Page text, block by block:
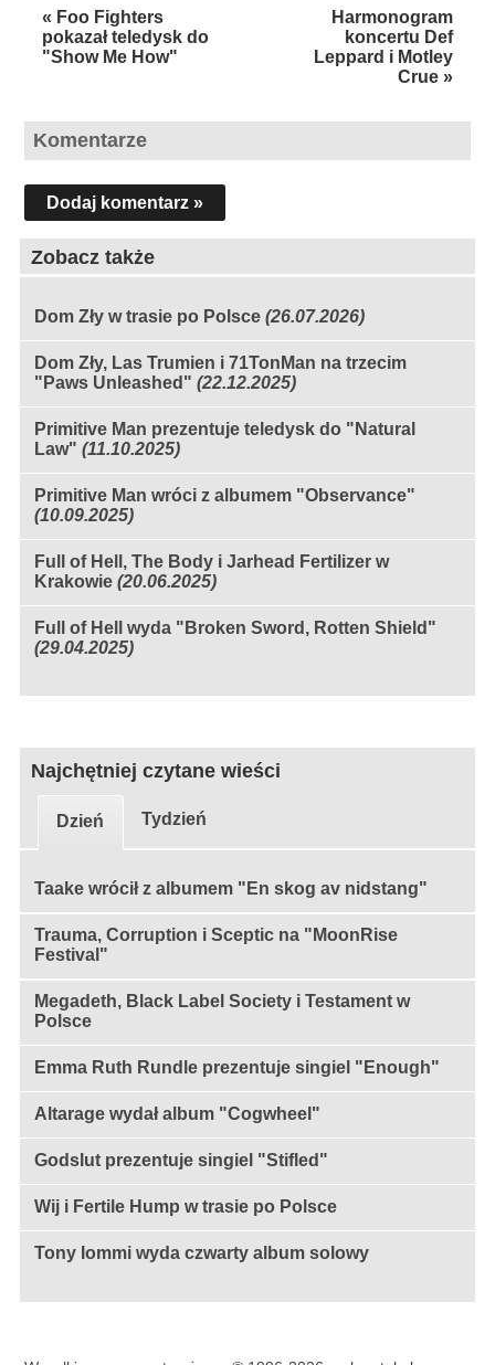
« Foo Fighters
pokazał teledysk do
"Show Me How"
Harmonogram
koncertu Def
Leppard i Motley
Crue »
Komentarze
Dodaj komentarz »
Zobacz także
Dom Zły w trasie po Polsce (26.07.2026)
Dom Zły, Las Trumien i 71TonMan na trzecim
"Paws Unleashed" (22.12.2025)
Primitive Man prezentuje teledysk do "Natural
Law" (11.10.2025)
Primitive Man wróci z albumem "Observance"
(10.09.2025)
Full of Hell, The Body i Jarhead Fertilizer w
Krakowie (20.06.2025)
Full of Hell wyda "Broken Sword, Rotten Shield"
(29.04.2025)
Najchętniej czytane wieści
Dzień Tydzień
Taake wrócił z albumem "En skog av nidstang"
Trauma, Corruption i Sceptic na "MoonRise
Festival"
Megadeth, Black Label Society i Testament w
Polsce
Emma Ruth Rundle prezentuje singiel "Enough"
Altarage wydał album "Cogwheel"
Godslut prezentuje singiel "Stifled"
Wij i Fertile Hump w trasie po Polsce
Tony Iommi wyda czwarty album solowy